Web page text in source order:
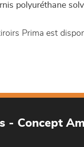
polyuréthane
Prima est
- Concept